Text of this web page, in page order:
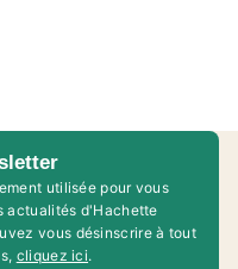
utilisée pour vous
actualités d'Hachette
vous désinscrire à tout
cliquez ici.